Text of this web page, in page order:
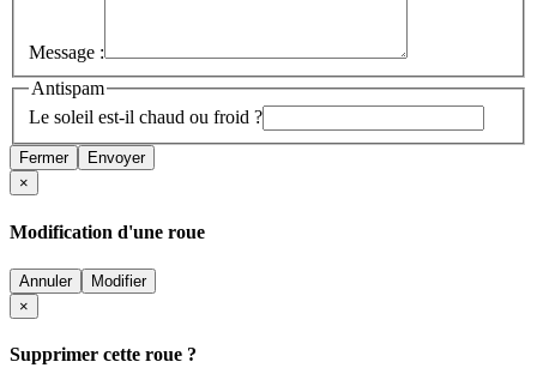
Message :
Antispam
Le soleil est-il chaud ou froid ?
Fermer
Envoyer
×
Modification d'une roue
Annuler
Modifier
×
Supprimer cette roue ?